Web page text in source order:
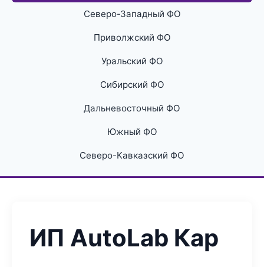
Северо-Западный ФО
Приволжский ФО
Уральский ФО
Сибирский ФО
Дальневосточный ФО
Южный ФО
Северо-Кавказский ФО
ИП AutoLab Кар